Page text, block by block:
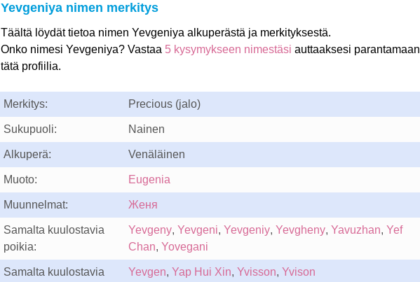
Yevgeniya nimen merkitys
Täältä löydät tietoa nimen Yevgeniya alkuperästä ja merkityksestä.
Onko nimesi Yevgeniya? Vastaa 5 kysymykseen nimestäsi auttaaksesi parantamaan
tätä profiilia.
Merkitys: Precious (jalo)
Sukupuoli: Nainen
Alkuperä: Venäläinen
Muoto: Eugenia
Muunnelmat: Женя
Samalta kuulostavia
poikia:
Yevgeny, Yevgeni, Yevgeniy, Yevgheny, Yavuzhan, Yef
Chan, Yovegani
Samalta kuulostavia
Yevgen, Yap Hui Xin, Yvisson, Yvison